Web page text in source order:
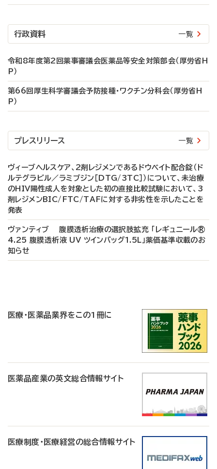
行政資料 一覧
令和8年度第2回薬事審議会医薬品等安全対策部会（厚労省H
P）
第66回厚生科学審議会予防接種・ワクチン分科会（厚労省H
P）
プレスリリース 一覧
ヴィーブヘルスケア、2剤レジメンであるドウベイト配合錠（ド
ルテグラビル／ラミブジン［DTG/3TC］）について、未治療
のHIV陽性成人を対象とした初の直接比較試験において、3
剤レジメンBIC/FTC/TAFに対する非劣性を示したことを
発表
ヴァンティブ 腹膜透析治療の選択肢拡充 「レギュニール®
4.25 腹膜透析液 UV ツインバッグ1.5L」薬価基準収載のお
知らせ
医療・医薬品業界をこの1冊に
医薬品産業の英文総合情報サイト
医療制度・医療経営の総合情報サイト